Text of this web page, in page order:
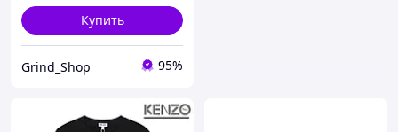
Купить
Grind_Shop 95%